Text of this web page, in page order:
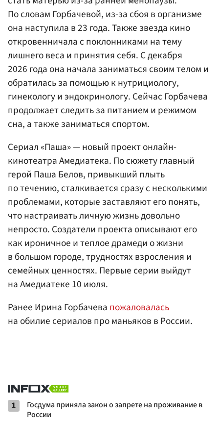
По словам Горбачевой, из-за сбоя в организме
она наступила в 23 года. Также звезда кино
откровенничала с поклонниками на тему
лишнего веса и принятия себя. С декабря
2026 года она начала заниматься своим телом и
обратилась за помощью к нутрициологу,
гинекологу и эндокринологу. Сейчас Горбачева
продолжает следить за питанием и режимом
сна, а также заниматься спортом.
Сериал «Паша» — новый проект онлайн-
кинотеатра Амедиатека. По сюжету главный
герой Паша Белов, привыкший плыть
по течению, сталкивается сразу с несколькими
проблемами, которые заставляют его понять,
что настраивать личную жизнь довольно
непросто. Создатели проекта описывают его
как ироничное и теплое драмеди о жизни
в большом городе, трудностях взросления и
семейных ценностях. Первые серии выйдут
на Амедиатеке 10 июля.
Ранее Ирина Горбачевапожаловалась
на обилие сериалов про маньяков в России.
1
Госдума приняла закон о запрете на проживание в
России